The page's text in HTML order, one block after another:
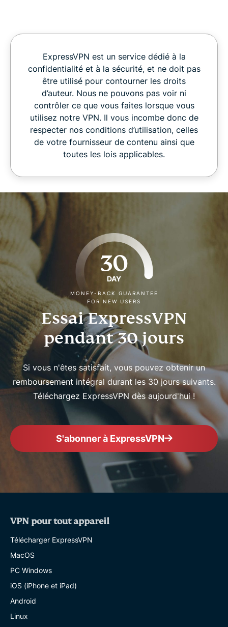
ExpressVPN est un service dédié à la
confidentialité et à la sécurité, et ne doit pas
être utilisé pour contourner les droits
d’auteur. Nous ne pouvons pas voir ni
contrôler ce que vous faites lorsque vous
utilisez notre VPN. Il vous incombe donc de
respecter nos conditions d’utilisation, celles
de votre fournisseur de contenu ainsi que
toutes les lois applicables.
30
DAY
MONEY-BACK GUARANTEE
FOR NEW USERS
Essai ExpressVPN
pendant 30 jours
Si vous n'êtes satisfait, vous pouvez obtenir un
remboursement intégral durant les 30 jours suivants.
Téléchargez ExpressVPN dès aujourd'hui !
S'abonner à ExpressVPN
VPN pour tout appareil
Télécharger ExpressVPN
MacOS
PC Windows
iOS (iPhone et iPad)
Android
Linux